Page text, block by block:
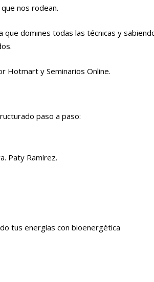
nos rodean.
domines todas las técnicas y
Hotmart y Seminarios Online.
paso a paso:
Paty Ramírez.
tus energías con bioenergética